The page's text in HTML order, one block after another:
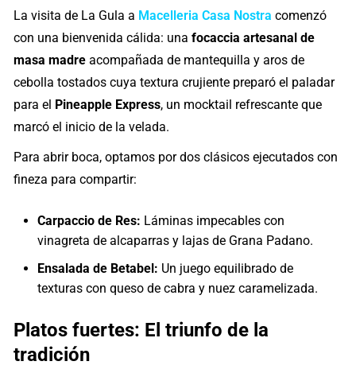
La visita de La Gula a Macelleria Casa Nostra comenzó
con una bienvenida cálida: unafocaccia artesanal de
masa madre acompañada de mantequilla y aros de
cebolla tostados cuya textura crujiente preparó el paladar
para el Pineapple Express, un mocktail refrescante que
marcó el inicio de la velada.
Para abrir boca, optamos por dos clásicos ejecutados con
fineza para compartir:
Carpaccio de Res: Láminas impecables con
vinagreta de alcaparras y lajas de Grana Padano.
Ensalada de Betabel: Un juego equilibrado de
texturas con queso de cabra y nuez caramelizada.
Platos fuertes: El triunfo de la
tradición